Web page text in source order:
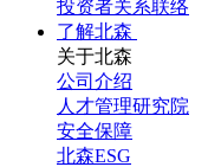
投资者关系联络
了解北森
关于北森
公司介绍
人才管理研究院
安全保障
北森ESG